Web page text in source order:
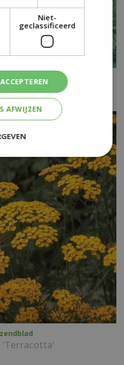
'Terracotta'
Niet-
geclassificeerd
AFWIJZEN